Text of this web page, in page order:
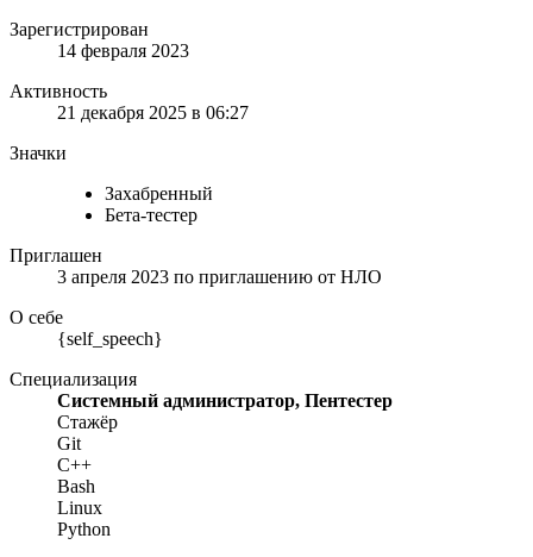
Зарегистрирован
14 февраля 2023
Активность
21 декабря 2025 в 06:27
Значки
Захабренный
Бета-тестер
Приглашен
3 апреля 2023 по приглашению от НЛО
О себе
{self_speech}
Специализация
Системный администратор, Пентестер
Стажёр
Git
C++
Bash
Linux
Python